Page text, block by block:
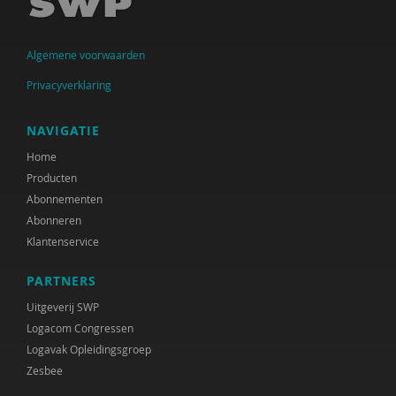
Krijn van Beek
Christien Begemann
Joop Belderok
Elena Bendien
Henk Berg
Sandra Beurskens
Claudia Biegel
Arnoud Boerwinkel
Liesbeth Boerwinkel
Ernst Bohlmeijer
Algemene voorwaarden
Privacyverklaring
NAVIGATIE
Home
Producten
Abonnementen
Abonneren
Klantenservice
PARTNERS
Uitgeverij SWP
Logacom Congressen
Logavak Opleidingsgroep
Zesbee